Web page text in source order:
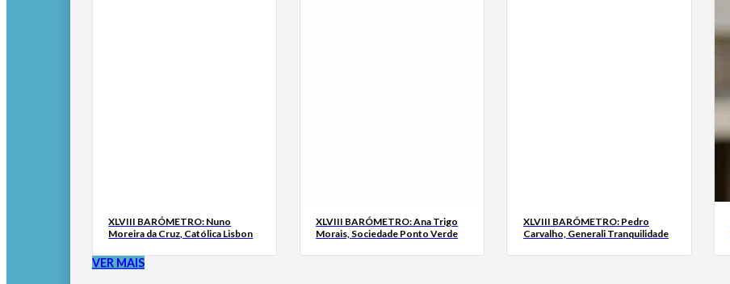
XLVIII BARÓMETRO: Nuno
Moreira da Cruz, Católica Lisbon
XLVIII BARÓMETRO: Ana Trigo
Morais, Sociedade Ponto Verde
XLVIII BARÓMETRO: Pedro
Carvalho, Generali Tranquilidade
VER MAIS